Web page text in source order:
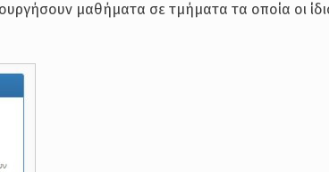
μαθήματα σε τμήματα τα οποία οι